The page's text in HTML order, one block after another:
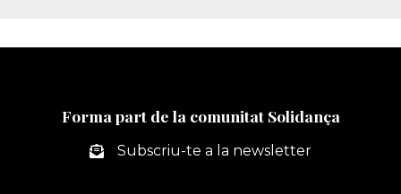
Forma part de la comunitat Solidança
Subscriu-te a la newsletter